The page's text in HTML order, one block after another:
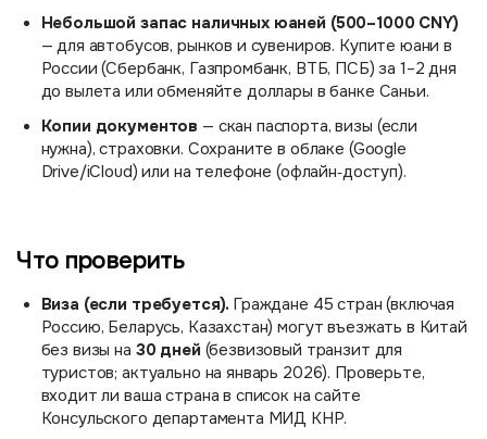
Небольшой запас наличных юаней (500–1000 CNY)
— для автобусов, рынков и сувениров. Купите юани в
России (Сбербанк, Газпромбанк, ВТБ, ПСБ) за 1–2 дня
до вылета или обменяйте доллары в банке Саньи.
Копии документов — скан паспорта, визы (если
нужна), страховки. Сохраните в облаке (Google
Drive/iCloud) или на телефоне (офлайн‑доступ).
Что проверить
Виза (если требуется). Граждане 45 стран (включая
Россию, Беларусь, Казахстан) могут въезжать в Китай
без визы на 30 дней (безвизовый транзит для
туристов; актуально на январь 2026). Проверьте,
входит ли ваша страна в список на сайте
Консульского департамента МИД КНР.